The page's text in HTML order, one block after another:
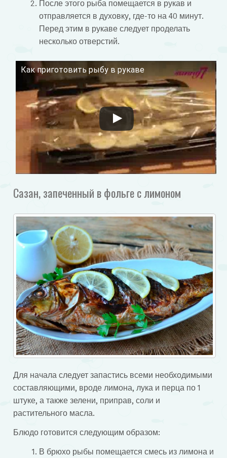
После этого рыба помещается в рукав и
отправляется в духовку, где-то на 40 минут.
Перед этим в рукаве следует проделать
несколько отверстий.
Как приготовить рыбу в рукаве
Смотрите это видео на YouTube
Сазан, запеченный в фольге с лимоном
Для начала следует запастись всеми необходимыми
составляющими, вроде лимона, лука и перца по 1
штуке, а также зелени, приправ, соли и
растительного масла.
Блюдо готовится следующим образом:
В брюхо рыбы помещается смесь из лимона и